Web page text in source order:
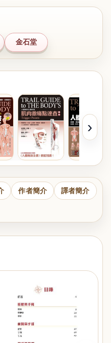
金石堂
›
作者簡介 譯者簡介